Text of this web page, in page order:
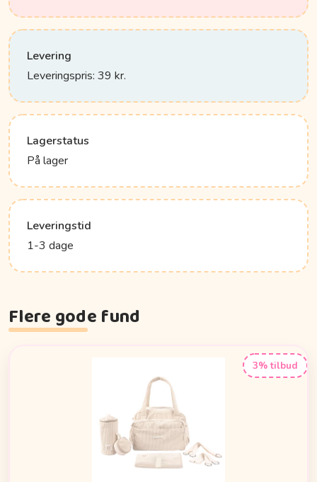
Levering
Leveringspris: 39 kr.
Lagerstatus
På lager
Leveringstid
1-3 dage
Flere gode fund
3% tilbud